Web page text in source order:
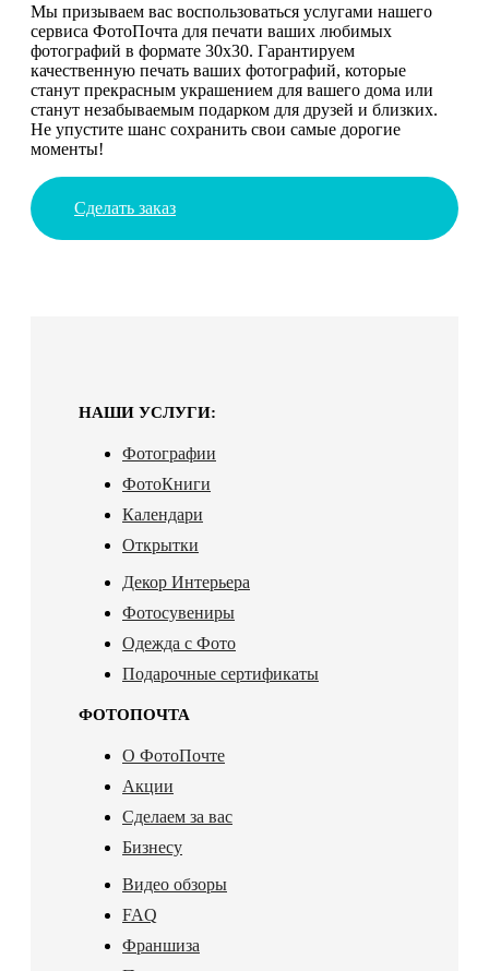
Мы призываем вас воспользоваться услугами нашего
сервиса ФотоПочта для печати ваших любимых
фотографий в формате 30х30. Гарантируем
качественную печать ваших фотографий, которые
станут прекрасным украшением для вашего дома или
станут незабываемым подарком для друзей и близких.
Не упустите шанс сохранить свои самые дорогие
моменты!
Сделать заказ
НАШИ УСЛУГИ:
Фотографии
ФотоКниги
Календари
Открытки
Декор Интерьера
Фотосувениры
Одежда с Фото
Подарочные сертификаты
ФОТОПОЧТА
О ФотоПочте
Акции
Сделаем за вас
Бизнесу
Видео обзоры
FAQ
Франшиза